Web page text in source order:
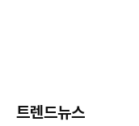
트렌드뉴스